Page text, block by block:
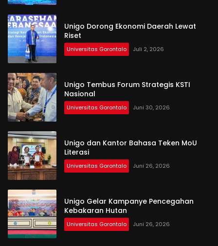
Unigo Dorong Ekonomi Daerah Lewat
Riset
Universitas Gorontalo Juli 2, 2026
Unigo Tembus Forum Strategis KSTI
Nasional
Universitas Gorontalo Juni 30, 2026
Unigo dan Kantor Bahasa Teken MoU
Literasi
Universitas Gorontalo Juni 26, 2026
Unigo Gelar Kampanye Pencegahan
Kebakaran Hutan
Universitas Gorontalo Juni 26, 2026